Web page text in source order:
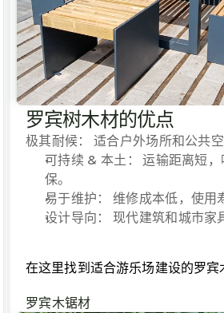
罗宾树木材的优点
极其耐候：
适合户外场所和公共空
可持续 & 本土：
运输距离短
保。
易于维护：
维修成本低，使用
设计导向：
现代建筑和城市家
在这里找到适合游乐场建设的罗宾
罗宾木锯材